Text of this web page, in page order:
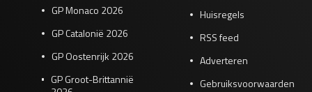
GP Monaco 2026
GP Catalonië 2026
GP Oostenrijk 2026
GP Groot-Brittannië
Huisregels
RSS feed
Adverteren
Gebruiksvoorwaarden